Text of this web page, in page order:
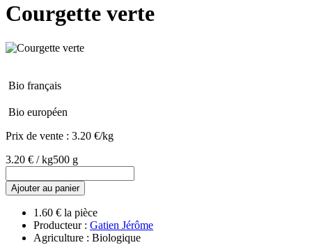
Courgette verte
Bio français
Bio européen
Prix de vente : 3.20 €/kg
3.20 € / kg500 g
Ajouter au panier
1.60 € la pièce
Producteur : Gatien Jérôme
Agriculture : Biologique